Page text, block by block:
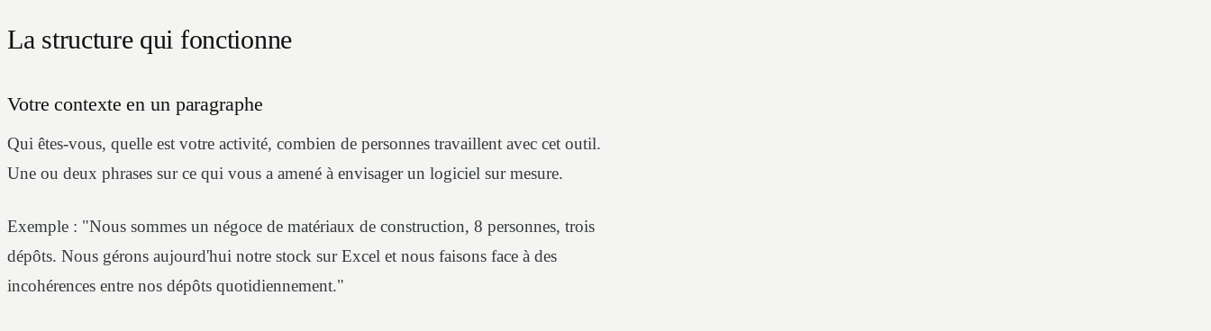
La structure qui fonctionne
Votre contexte en un paragraphe
Qui êtes-vous, quelle est votre activité, combien de personnes travaillent avec cet outil.
Une ou deux phrases sur ce qui vous a amené à envisager un logiciel sur mesure.
Exemple : "Nous sommes un négoce de matériaux de construction, 8 personnes, trois
dépôts. Nous gérons aujourd'hui notre stock sur Excel et nous faisons face à des
incohérences entre nos dépôts quotidiennement."